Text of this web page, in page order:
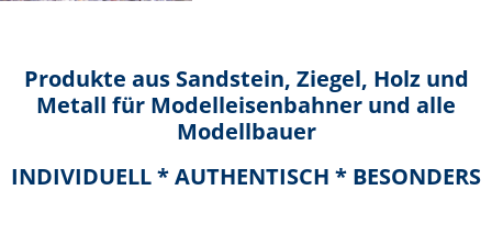
Produkte aus Sandstein, Ziegel, Holz und
Metall für Modelleisenbahner und alle
Modellbauer
INDIVIDUELL * AUTHENTISCH * BESONDERS